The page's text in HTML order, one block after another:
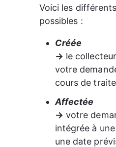
Voici les
possibles :
Créée
→ le
votre
cours de
Affectée
→ votre
intégrée à
une date